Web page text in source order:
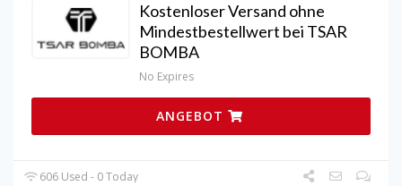
Kostenloser Versand ohne
Mindestbestellwert bei TSAR
BOMBA
No Expires
ANGEBOT
606 Used - 0 Today